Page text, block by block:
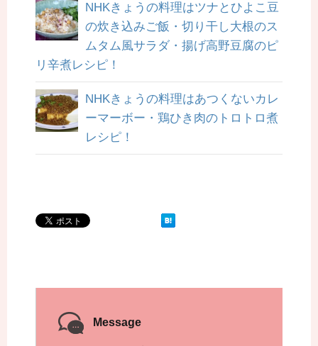
NHKきょうの料理はツナとひよこ豆
の炊き込みご飯・切り干し大根のス
ムタム風サラダ・揚げ高野豆腐のピ
リ辛煮レシピ！
NHKきょうの料理はあつくないカレ
ーマーボー・鶏ひき肉のトロトロ煮
レシピ！
Message